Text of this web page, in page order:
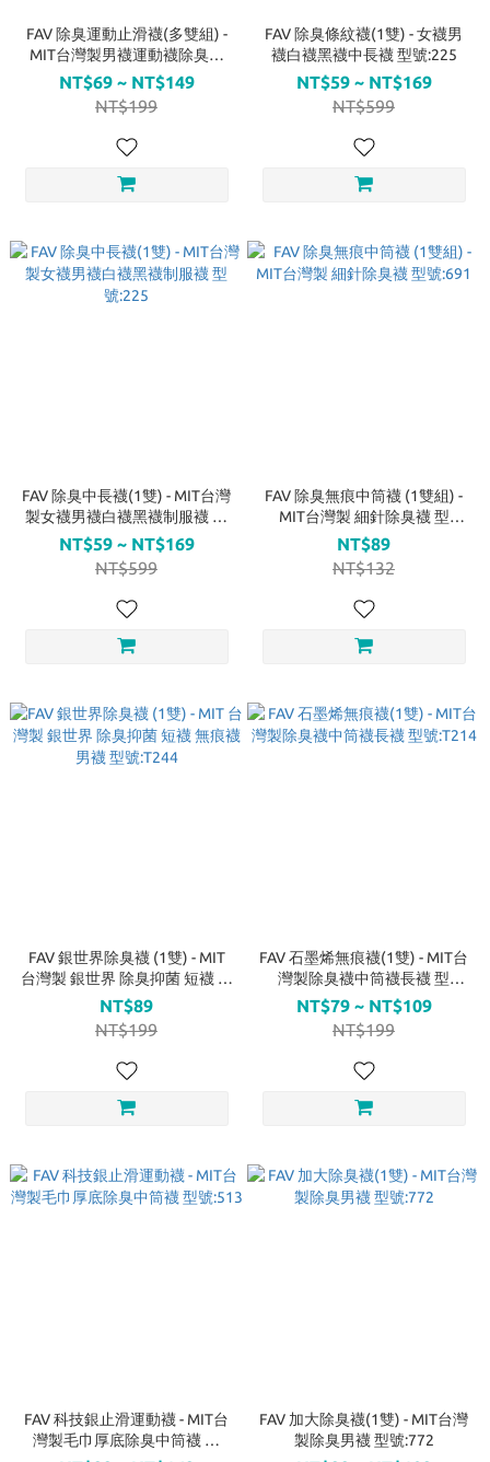
FAV 除臭運動止滑襪(多雙組) -
MIT台灣製男襪運動襪除臭襪
型號:695
NT$69 ~ NT$149
NT$199
FAV 除臭條紋襪(1雙) - 女襪男
襪白襪黑襪中長襪 型號:225
NT$59 ~ NT$169
NT$599
FAV 除臭中長襪(1雙) - MIT台灣
製女襪男襪白襪黑襪制服襪 型
號:225
NT$59 ~ NT$169
NT$599
FAV 除臭無痕中筒襪 (1雙組) -
MIT台灣製 細針除臭襪 型
號:691
NT$89
NT$132
FAV 銀世界除臭襪 (1雙) - MIT
台灣製 銀世界 除臭抑菌 短襪 無
痕襪 男襪 型號:T244
NT$89
NT$199
FAV 石墨烯無痕襪(1雙) - MIT台
灣製除臭襪中筒襪長襪 型
號:T214
NT$79 ~ NT$109
NT$199
FAV 科技銀止滑運動襪 - MIT台
灣製毛巾厚底除臭中筒襪 型
FAV 加大除臭襪(1雙) - MIT台灣
製除臭男襪 型號:772